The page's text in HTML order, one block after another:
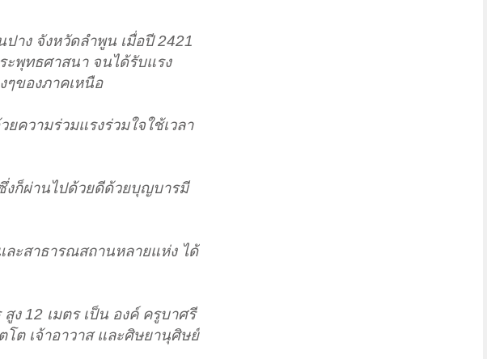
าง จังหวัดลำพูน เมื่อปี 2421
พุทธศาสนา จนได้รับแรง
ของภาคเหนือ
ความร่วมแรงร่วมใจใช้เวลา
งก็ผ่านไปด้วยดีด้วยบุญบารมี
ะสาธารณสถานหลายแห่ง ได้
ง 12 เมตร เป็น องค์ ครูบาศรี
ต เจ้าอาวาส และศิษยานุศิษย์